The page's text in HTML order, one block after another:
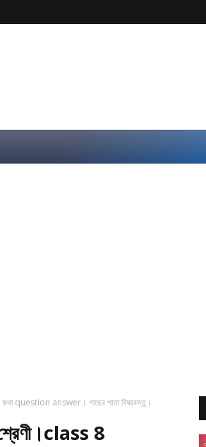
কথা question answer। গাছের পাতা বিষয়বস্তু।
শ্রেণী।class 8